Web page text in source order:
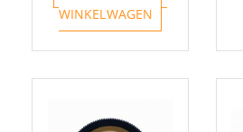
WINKELWAGEN